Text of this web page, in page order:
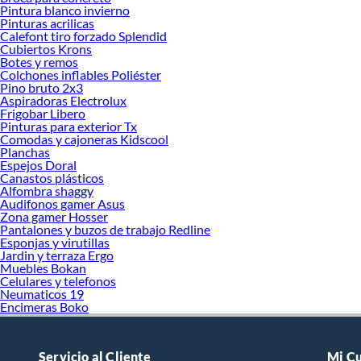
Pintura blanco invierno
Pinturas acrilicas
Calefont tiro forzado Splendid
Cubiertos Krons
Botes y remos
Colchones inflables Poliéster
Pino bruto 2x3
Aspiradoras Electrolux
Frigobar Libero
Pinturas para exterior Tx
Comodas y cajoneras Kidscool
Planchas
Espejos Doral
Canastos plásticos
Alfombra shaggy
Audifonos gamer Asus
Zona gamer Hosser
Pantalones y buzos de trabajo Redline
Esponjas y virutillas
Jardin y terraza Ergo
Muebles Bokan
Celulares y telefonos
Neumaticos 19
Encimeras Boko
Servicio al Cliente Mi